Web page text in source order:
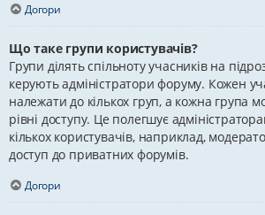
Догори
Що таке групи користувачів?
Групи ділять спільноту учасників на
керують адміністратори форуму. Кожен
належати до кількох груп, а кожна група
рівні доступу. Це полегшує
кількох користувачів, наприклад,
доступ до приватних форумів.
Догори